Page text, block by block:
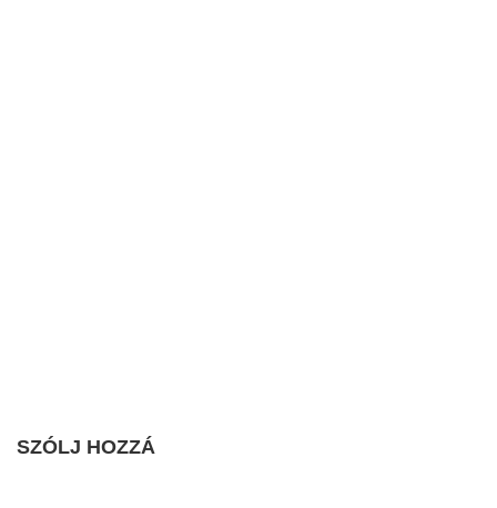
SZÓLJ HOZZÁ